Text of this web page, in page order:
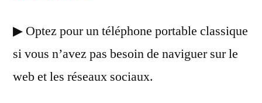
▶ Optez pour un téléphone portable classique
si vous n’avez pas besoin de naviguer sur le
web et les réseaux sociaux.